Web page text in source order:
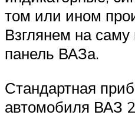
том или ином
Взглянем на
панель ВАЗа.
Стандартная
автомобиля ВАЗ